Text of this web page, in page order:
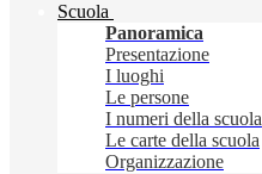
Scuola
Panoramica
Presentazione
I luoghi
Le persone
I numeri della scuola
Le carte della scuola
Organizzazione